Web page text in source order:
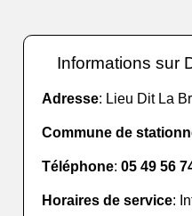
Informations sur
Adresse: Lieu Dit La
Commune de
Téléphone:05 49 56
Horaires de service: